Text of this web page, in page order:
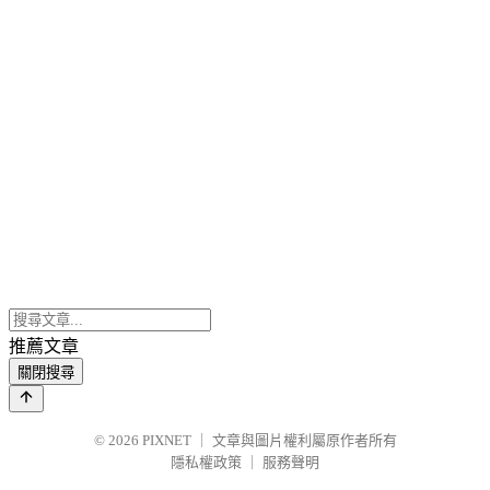
推薦文章
關閉搜尋
© 2026 PIXNET
文章與圖片權利屬原作者所有
隱私權政策
服務聲明